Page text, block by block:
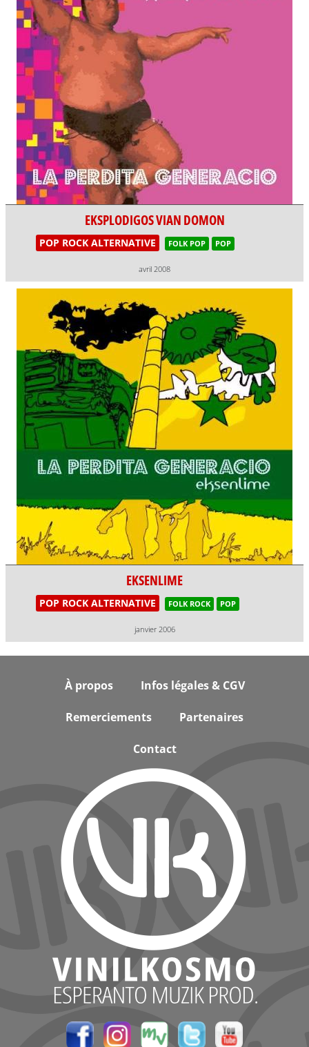
EKSPLODIGOS VIAN DOMON
POP ROCK ALTERNATIVE FOLK POP POP
avril 2008
EKSENLIME
POP ROCK ALTERNATIVE FOLK ROCK POP
janvier 2006
À propos Infos légales & CGV
Remerciements Partenaires
Contact